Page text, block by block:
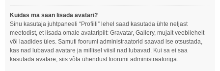
Kuidas ma saan lisada avatari?
Sinu kasutaja juhtpaneeli “Profiili” lehel saad kasutada ühte neljast
meetodist, et lisada omale avataripilt: Gravatar, Gallery, mujalt veebilehelt
või laadides üles. Samuti foorumi administraatorid saavad ise otsustada,
kas nad lubavad avatare ja millisel viisil nad lubavad. Kui sa ei saa
kasutada avatare, siis võta ühendust foorumi administraatoriga..